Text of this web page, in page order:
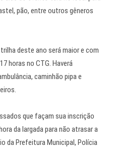
pão, entre outros gêneros
deste ano será maior e com
horas no CTG. Haverá
caminhão pipa e
que façam sua inscrição
da largada para não atrasar a
da Prefeitura Municipal, Polícia